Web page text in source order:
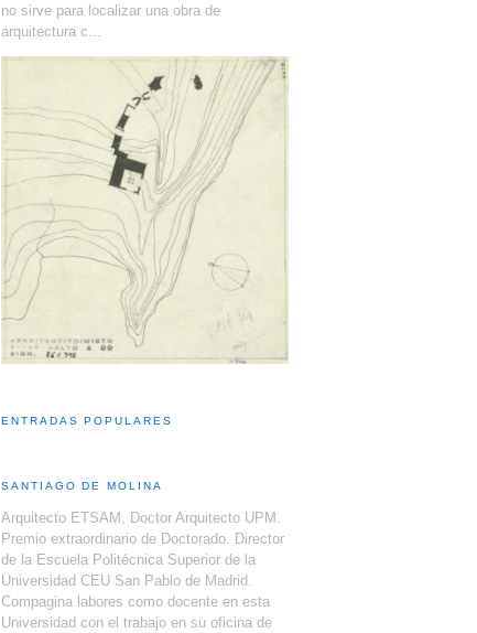
no sirve para localizar una obra de
arquitectura c...
ENTRADAS POPULARES
SANTIAGO DE MOLINA
Arquitecto ETSAM, Doctor Arquitecto UPM.
Premio extraordinario de Doctorado. Director
de la Escuela Politécnica Superior de la
Universidad CEU San Pablo de Madrid.
Compagina labores como docente en esta
Universidad con el trabajo en su oficina de